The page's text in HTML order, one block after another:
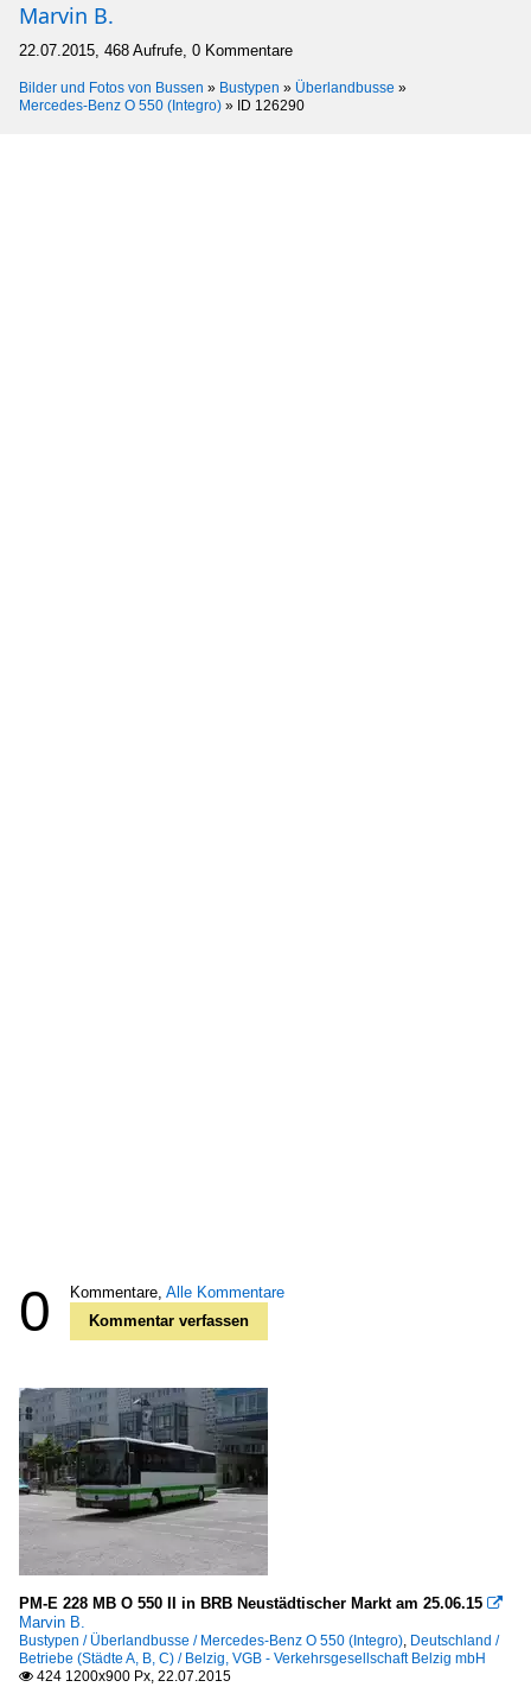
Marvin B.
22.07.2015, 468 Aufrufe, 0 Kommentare
Bilder und Fotos von Bussen » Bustypen » Überlandbusse »
Mercedes-Benz O 550 (Integro) » ID 126290
0 Kommentare, Alle Kommentare
Kommentar verfassen
PM-E 228 MB O 550 II in BRB Neustädtischer Markt am 25.06.15 
Marvin B.
Bustypen / Überlandbusse / Mercedes-Benz O 550 (Integro), Deutschland /
Betriebe (Städte A, B, C) / Belzig, VGB - Verkehrsgesellschaft Belzig mbH
 424 1200x900 Px, 22.07.2015